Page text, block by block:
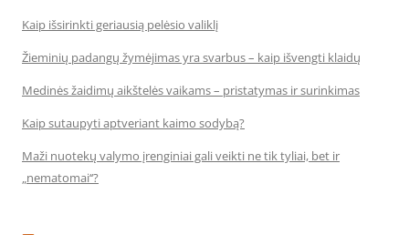
Kaip išsirinkti geriausią pelėsio valiklį
Žieminių padangų žymėjimas yra svarbus – kaip išvengti klaidų
Medinės žaidimų aikštelės vaikams – pristatymas ir surinkimas
Kaip sutaupyti aptveriant kaimo sodybą?
Maži nuotekų valymo įrenginiai gali veikti ne tik tyliai, bet ir
„nematomai‘‘?